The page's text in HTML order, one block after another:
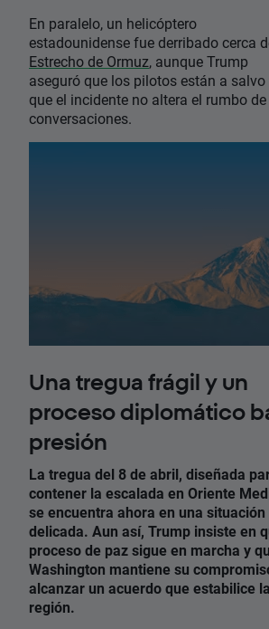
En paralelo, un helicóptero
estadounidense fue derribado cerca
Estrecho de Ormuz, aunque Trump
aseguró que los pilotos están a salvo
que el incidente no altera el rumbo
conversaciones.
Una tregua frágil y un
proceso diplomático
presión
La tregua del 8 de abril, diseñada
contener la escalada en Oriente
se encuentra ahora en una situación
delicada. Aun así, Trump insiste en
proceso de paz sigue en marcha y
Washington mantiene su
alcanzar un acuerdo que estabilice la
región.